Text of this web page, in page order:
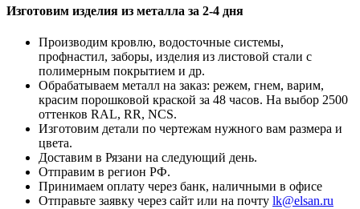
Изготовим изделия из металла за 2-4 дня
Производим кровлю, водосточные системы,
профнастил, заборы, изделия из листовой стали с
полимерным покрытием и др.
Обрабатываем металл на заказ: режем, гнем, варим,
красим порошковой краской за 48 часов. На выбор 2500
оттенков RAL, RR, NCS.
Изготовим детали по чертежам нужного вам размера и
цвета.
Доставим в Рязани на следующий день.
Отправим в регион РФ.
Принимаем оплату через банк, наличными в офисе
Отправьте заявку через сайт или на почту lk@elsan.ru